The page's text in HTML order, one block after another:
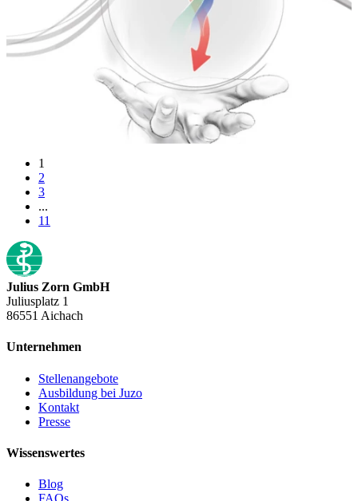
1
2
3
...
11
Julius Zorn GmbH
Juliusplatz 1
86551 Aichach
Unternehmen
Stellenangebote
Ausbildung bei Juzo
Kontakt
Presse
Wissenswertes
Blog